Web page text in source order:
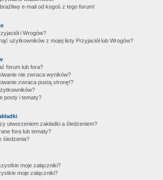
e-mail od kogoś z tego forum!
i Wrogów?
użytkowników z mojej listy Przyjaciół lub Wrogów?
forum lub fora?
nie zwraca wyników?
zwraca pustą stronę!?
posty i tematy?
utworzeniem zakładki a śledzeniem?
fora lub tematy?
śledzenia?
moje załączniki?
moje załączniki?